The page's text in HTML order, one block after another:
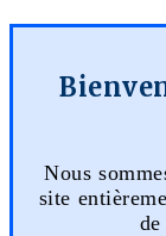
Nous
site